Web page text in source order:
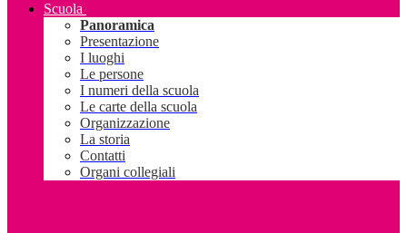
Scuola
Panoramica
Presentazione
I luoghi
Le persone
I numeri della scuola
Le carte della scuola
Organizzazione
La storia
Contatti
Organi collegiali